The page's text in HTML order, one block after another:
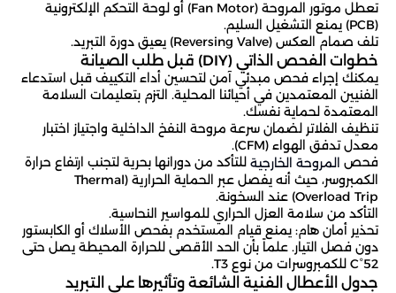
تعطل موتور المروحة (Fan Motor) أو لوحة التحكم الإلكترونية
تلف صمام العكس (Reversing Valve) يعيق دورة التبريد.
خطوات الفحص الذاتي (DIY) قبل طلب الصيانة
يمكنك إجراء فحص مبدئي آمن لتحسين أداء التكييف قبل استدعاء
الفنيين المعتمدين في أحيائنا المحلية. التزم بتعليمات السلامة
المعتمدة لحماية نفسك.
تنظيف الفلاتر لضمان سرعة مروحة النفخ الداخلية واجتياز اختبار
معدل تدفق الهواء (CFM).
فحصالمروحة الخارجيةللتأكد من دورانها بحرية لتجنب ارتفاع حرارة
الكمبروسر، حيث أنه يفصل عبر الحماية الحرارية (Thermal
Overload Trip) عند السخونة.
التأكد من سلامة العزل الحراري للمواسير النحاسية.
تحذير أمان هام: يمنع قيام المستخدم بفحص الأسلاك أو الكابستور
دون فصل التيار. علماً بأن الحد الأقصى للحرارة المحيطة يصل حتى
52°C للكمبروسرات من نوع T3.
جدول الأعطال الفنية الشائعة وتأثيرها على التبريد